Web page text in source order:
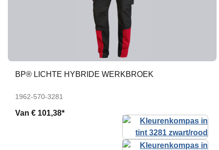
BP® LICHTE HYBRIDE WERKBROEK
1962-570-3281
Van € 101,38*